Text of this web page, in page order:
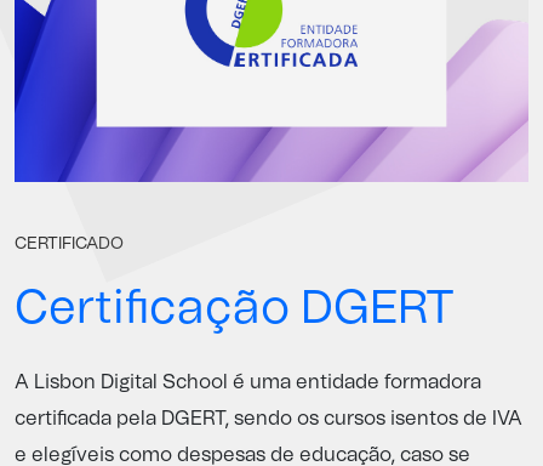
CERTIFICADO
Certificação DGERT
A Lisbon Digital School é uma entidade formadora
certificada pela DGERT, sendo os cursos isentos de IVA
e elegíveis como despesas de educação, caso se